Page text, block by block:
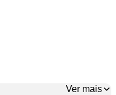
Ver mais